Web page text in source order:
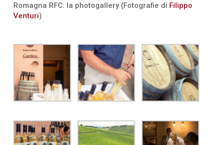
Romagna RFC: la photogallery (Fotografie di Filippo
Venturi)